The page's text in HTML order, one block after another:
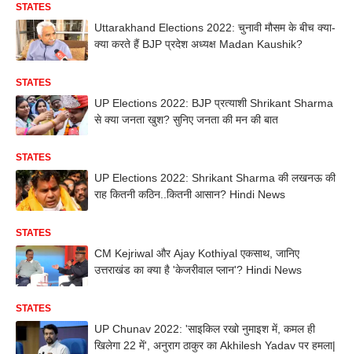
STATES
Uttarakhand Elections 2022: चुनावी मौसम के बीच क्या-
क्या करते हैं BJP प्रदेश अध्यक्ष Madan Kaushik?
STATES
UP Elections 2022: BJP प्रत्याशी Shrikant Sharma
से क्या जनता खुश? सुनिए जनता की मन की बात
STATES
UP Elections 2022: Shrikant Sharma की लखनऊ की
राह कितनी कठिन..कितनी आसान? Hindi News
STATES
CM Kejriwal और Ajay Kothiyal एकसाथ, जानिए
उत्तराखंड का क्या है 'केजरीवाल प्लान'? Hindi News
STATES
UP Chunav 2022: 'साइकिल रखो नुमाइश में, कमल ही
खिलेगा 22 में', अनुराग ठाकुर का Akhilesh Yadav पर हमला|